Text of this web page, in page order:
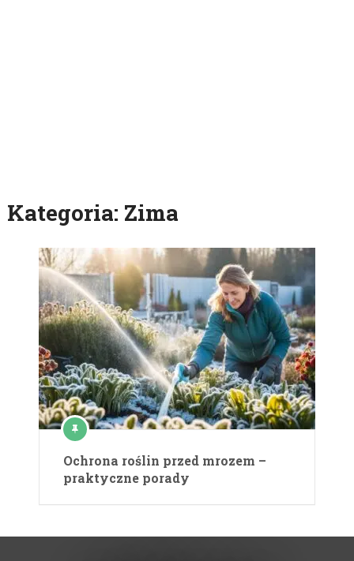
Kategoria: Zima
Ochrona roślin przed mrozem –
praktyczne porady